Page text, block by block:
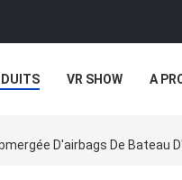
VR SHOW A
D'airbags De Bateau